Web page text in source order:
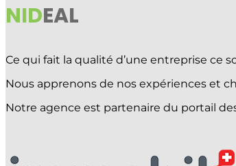
NIDEAL
Ce qui fait la qualité d’une entreprise ce
Nous apprenons de nos expériences et
Notre agence est partenaire du portail